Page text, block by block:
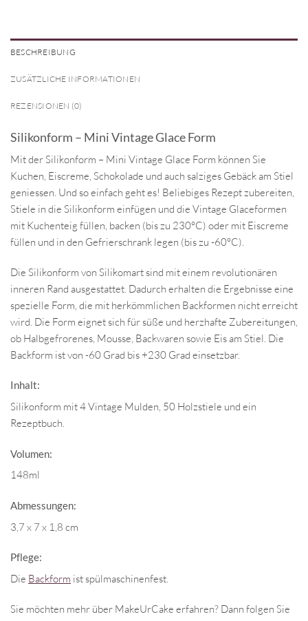
BESCHREIBUNG
ZUSÄTZLICHE INFORMATIONEN
REZENSIONEN (0)
Silikonform – Mini Vintage Glace Form
Mit der Silikonform – Mini Vintage Glace Form können Sie
Kuchen, Eiscreme, Schokolade und auch salziges Gebäck am Stiel
geniessen. Und so einfach geht es! Beliebiges Rezept zubereiten,
Stiele in die Silikonform einfügen und die Vintage Glaceformen
mit Kuchenteig füllen, backen (bis zu 230°C) oder mit Eiscreme
füllen und in den Gefrierschrank legen (bis zu -60°C).
Die Silikonform von Silikomart sind mit einem revolutionären
inneren Rand ausgestattet. Dadurch erhalten die Ergebnisse eine
spezielle Form, die mit herkömmlichen Backformen nicht erreicht
wird. Die Form eignet sich für süße und herzhafte Zubereitungen,
ob Halbgefrorenes, Mousse, Backwaren sowie Eis am Stiel. Die
Backform ist von -60 Grad bis +230 Grad einsetzbar.
Inhalt:
Silikonform mit 4 Vintage Mulden, 50 Holzstiele und ein
Rezeptbuch.
Volumen:
148ml
Abmessungen:
3,7 x 7 x 1,8 cm
Pflege:
Die Backform ist spülmaschinenfest.
Sie möchten mehr über MakeUrCake erfahren? Dann folgen Sie